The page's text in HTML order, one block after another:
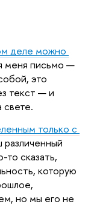
деле можно
меня письмо —
это
текст — и
свете.
только с
различенный
сказать,
которую
но мы его не